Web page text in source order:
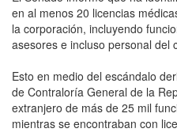
en al menos 20 licencias
la corporación, incluyendo
asesores e incluso personal del
Esto en medio del escándalo
de Contraloría General de la
extranjero de más de 25 mil
mientras se encontraban con